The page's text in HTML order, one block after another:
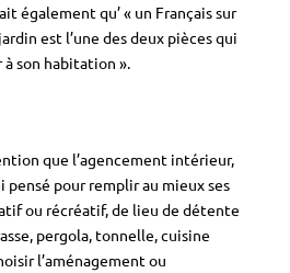
également qu’ « un Français sur
est l’une des deux pièces qui
son habitation ».
que l’agencement intérieur,
pensé pour remplir au mieux ses
ou récréatif, de lieu de détente
pergola, tonnelle, cuisine
l’aménagement ou